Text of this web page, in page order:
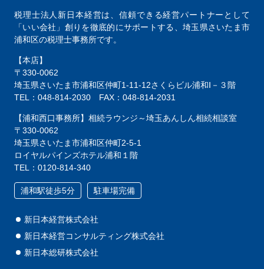
税理士法人新日本経営は、信頼できる経営パートナーとして
「いい会社」創りを徹底的にサポートする、 埼玉県さいたま市
浦和区の税理士事務所です。
【本店】
〒330-0062
埼玉県さいたま市浦和区仲町1-11-12さくらビル浦和Ⅰ－３階
TEL：048-814-2030
FAX：048-814-2031
【浦和西口事務所】相続ラウンジ～埼玉あんしん相続相談室
〒330-0062
埼玉県さいたま市浦和区仲町2-5-1
ロイヤルパインズホテル浦和１階
TEL：0120-814-340
浦和駅徒歩5分 駐車場完備
新日本経営株式会社
新日本経営コンサルティング株式会社
新日本総研株式会社